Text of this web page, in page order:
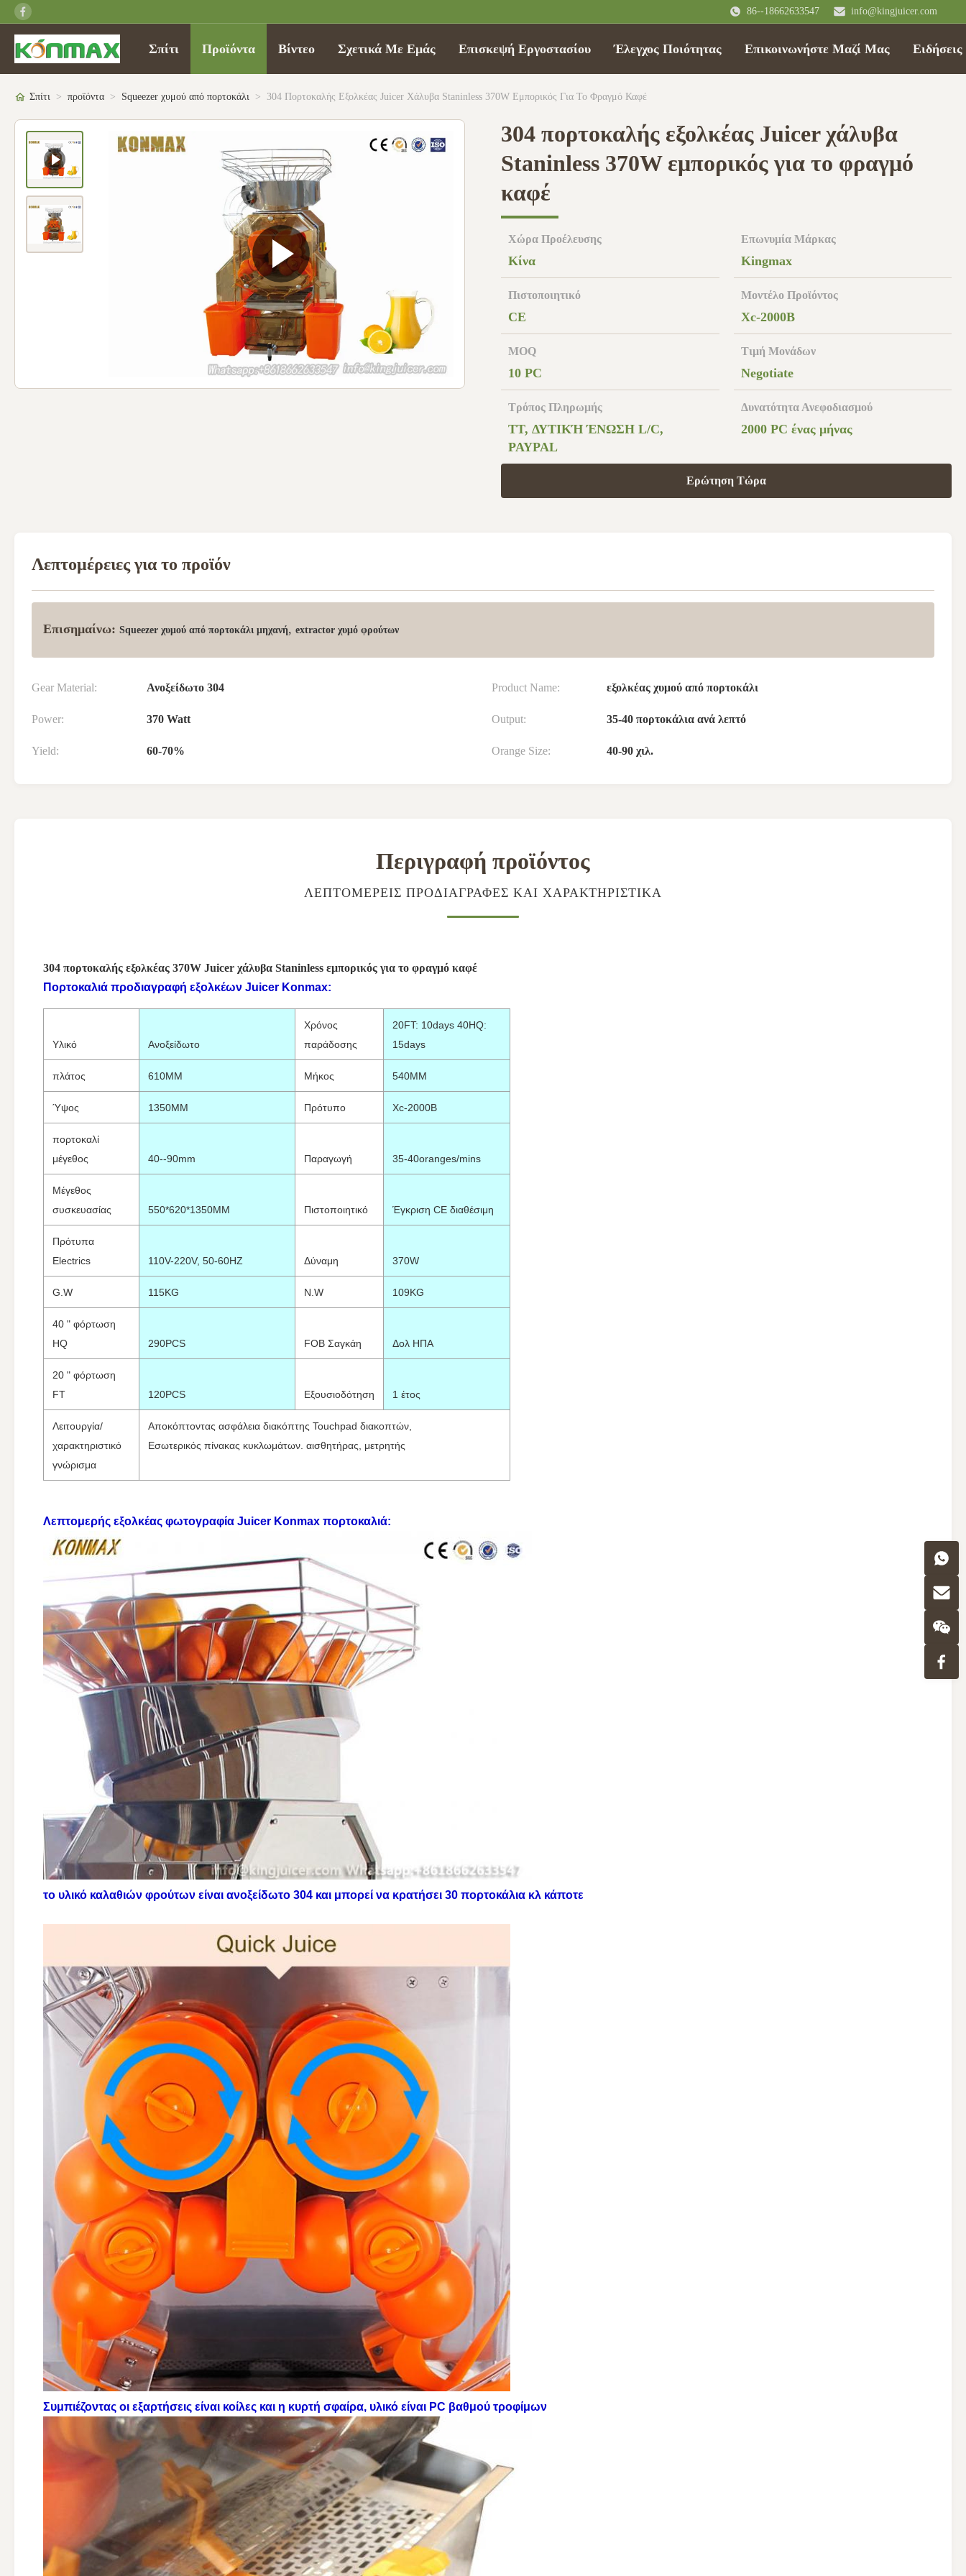
86--18662633547 info@kingjuicer.com
Σπίτι Προϊόντα Βίντεο Σχετικά Με Εμάς Επισκεψή Εργοστασίου Έλεγχος Ποιότητας Επικοινωνήστε Μαζί Μας Ειδήσεις
Σπίτι > προϊόντα > Squeezer χυμού από πορτοκάλι > 304 Πορτοκαλής Εξολκέας Juicer Χάλυβα Staninless 370W Εμπορικός Για Το Φραγμό Καφέ
304 πορτοκαλής εξολκέας Juicer χάλυβα
Staninless 370W εμπορικός για το φραγμό
καφέ
Χώρα Προέλευσης
Κίνα
Επωνυμία Μάρκας
Kingmax
Πιστοποιητικό
CE
Μοντέλο Προϊόντος
Xc-2000B
MOQ
10 PC
Τιμή Μονάδων
Negotiate
Τρόπος Πληρωμής
TT, ΔΥΤΙΚΉ ΈΝΩΣΗ L/C,
PAYPAL
Δυνατότητα Ανεφοδιασμού
2000 PC ένας μήνας
Ερώτηση Τώρα
Λεπτομέρειες για το προϊόν
Επισημαίνω: Squeezer χυμού από πορτοκάλι μηχανή, extractor χυμό φρούτων
Gear Material: Ανοξείδωτο 304 Product Name: εξολκέας χυμού από πορτοκάλι
Power: 370 Watt Output: 35-40 πορτοκάλια ανά λεπτό
Yield: 60-70% Orange Size: 40-90 χιλ.
Περιγραφή προϊόντος
ΛΕΠΤΟΜΕΡΕΊΣ ΠΡΟΔΙΑΓΡΑΦΈΣ ΚΑΙ ΧΑΡΑΚΤΗΡΙΣΤΙΚΆ
304 πορτοκαλής εξολκέας 370W Juicer χάλυβα Staninless εμπορικός για το φραγμό καφέ
Πορτοκαλιά προδιαγραφή εξολκέων Juicer Konmax:
Υλικό Ανοξείδωτο
Χρόνος
παράδοσης
20FT: 10days 40HQ:
15days
πλάτος 610MM Μήκος 540MM
Ύψος 1350MM Πρότυπο Xc-2000B
πορτοκαλί
μέγεθος
40--90mm Παραγωγή 35-40oranges/mins
Μέγεθος
συσκευασίας
550*620*1350MM Πιστοποιητικό Έγκριση CE διαθέσιμη
Πρότυπα
Electrics
110V-220V, 50-60HZ Δύναμη 370W
G.W 115KG N.W 109KG
40 " φόρτωση
HQ
290PCS FOB Σαγκάη Δολ ΗΠΑ
20 " φόρτωση
FT
120PCS Εξουσιοδότηση 1 έτος
Λειτουργία/
χαρακτηριστικό
γνώρισμα
Αποκόπτοντας ασφάλεια διακόπτης Touchpad διακοπτών,
Εσωτερικός πίνακας κυκλωμάτων. αισθητήρας, μετρητής
Λεπτομερής εξολκέας φωτογραφία Juicer Konmax πορτοκαλιά:
το υλικό καλαθιών φρούτων είναι ανοξείδωτο 304 και μπορεί να κρατήσει 30 πορτοκάλια κλ κάποτε
Συμπιέζοντας οι εξαρτήσεις είναι κοίλες και η κυρτή σφαίρα, υλικό είναι PC βαθμού τροφίμων